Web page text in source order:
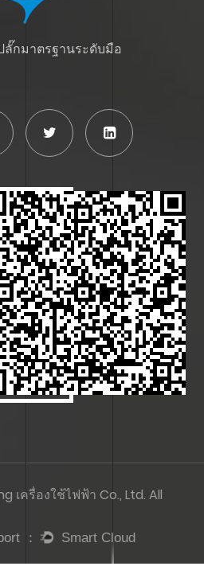
ลั๊กมาตรฐานระดับมือ
เครื่องใช้ไฟฟ้า Co., Ltd. All